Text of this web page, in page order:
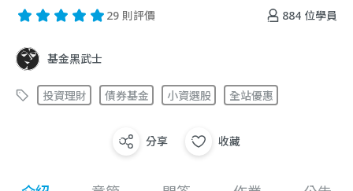
884 位學員
29 則評價
基金黑武士
投資理財 債券基金 小資選股 全站優惠
分享 收藏